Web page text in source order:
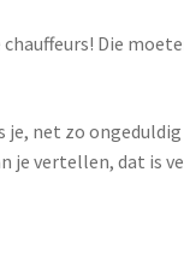
Die
je, net zo
je vertellen, dat is